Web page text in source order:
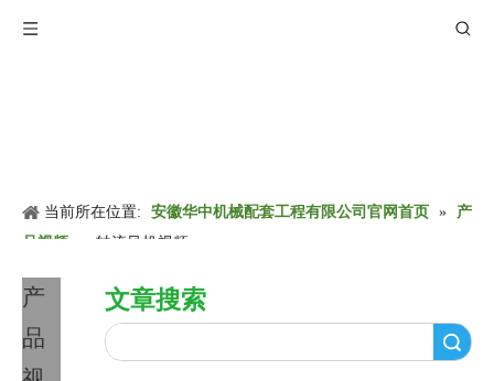
当前所在位置: 安徽华中机械配套工程有限公司官网首页 »
产
品视频
轴流风机视频
产
品
文章搜索